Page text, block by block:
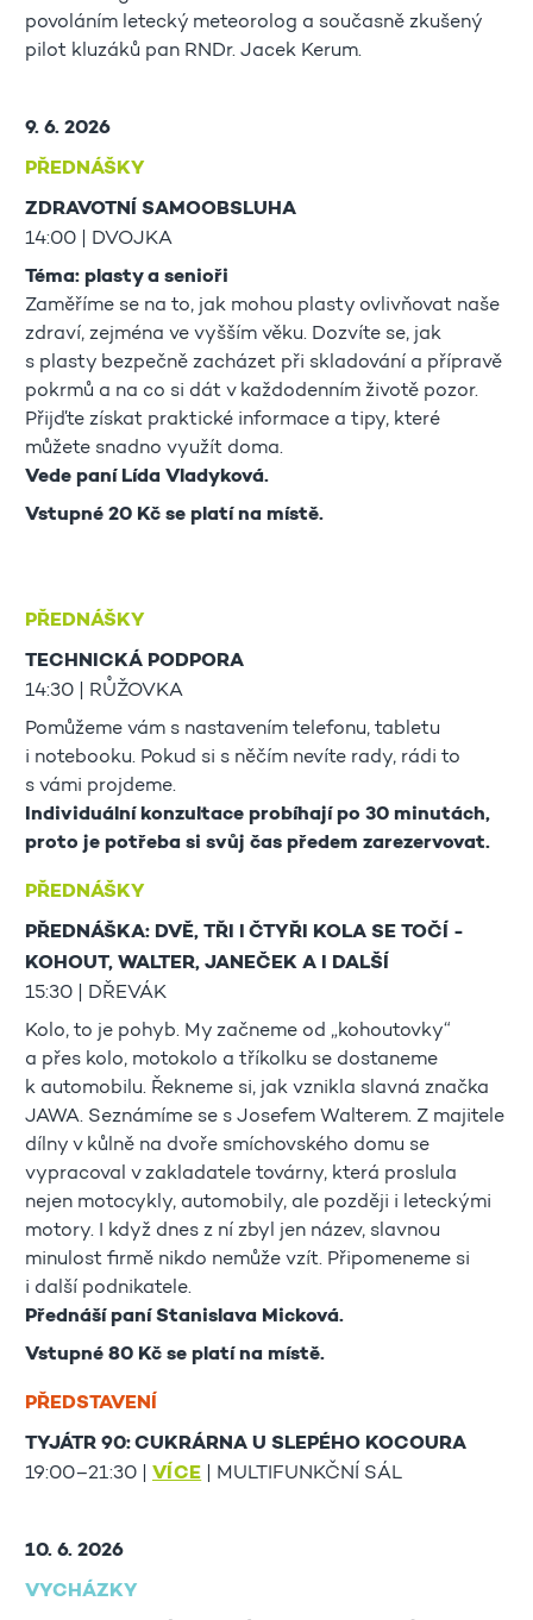
povoláním letecký meteorolog a současně zkušený
pilot kluzáků pan RNDr. Jacek Kerum.
9. 6. 2026
PŘEDNÁŠKY
ZDRAVOTNÍ SAMOOBSLUHA
14:00 | DVOJKA
Téma: plasty a senioři
Zaměříme se na to, jak mohou plasty ovlivňovat naše
zdraví, zejména ve vyšším věku. Dozvíte se, jak
s plasty bezpečně zacházet při skladování a přípravě
pokrmů a na co si dát v každodenním životě pozor.
Přijďte získat praktické informace a tipy, které
můžete snadno využít doma.
Vede paní Lída Vladyková.
Vstupné 20 Kč se platí na místě.
PŘEDNÁŠKY
TECHNICKÁ PODPORA
14:30 | RŮŽOVKA
Pomůžeme vám s nastavením telefonu, tabletu
i notebooku. Pokud si s něčím nevíte rady, rádi to
s vámi projdeme.
Individuální konzultace probíhají po 30 minutách,
proto je potřeba si svůj čas předem zarezervovat.
PŘEDNÁŠKY
PŘEDNÁŠKA: DVĚ, TŘI I ČTYŘI KOLA SE TOČÍ -
KOHOUT, WALTER, JANEČEK A I DALŠÍ
15:30 | DŘEVÁK
Kolo, to je pohyb. My začneme od „kohoutovky“
a přes kolo, motokolo a tříkolku se dostaneme
k automobilu. Řekneme si, jak vznikla slavná značka
JAWA. Seznámíme se s Josefem Walterem. Z majitele
dílny v kůlně na dvoře smíchovského domu se
vypracoval v zakladatele továrny, která proslula
nejen motocykly, automobily, ale později i leteckými
motory. I když dnes z ní zbyl jen název, slavnou
minulost firmě nikdo nemůže vzít. Připomeneme si
i další podnikatele.
Přednáší paní Stanislava Micková.
Vstupné 80 Kč se platí na místě.
PŘEDSTAVENÍ
TYJÁTR 90: CUKRÁRNA U SLEPÉHO KOCOURA
19:00–21:30 | VÍCE | MULTIFUNKČNÍ SÁL
10. 6. 2026
VYCHÁZKY